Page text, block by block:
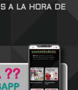
A LA HORA DE